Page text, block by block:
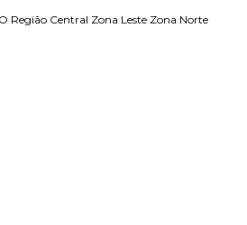
Região Central Zona Leste Zona Norte